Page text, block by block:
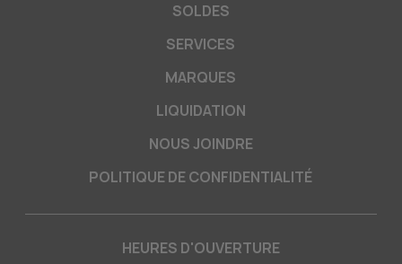
SOLDES
SERVICES
MARQUES
LIQUIDATION
NOUS JOINDRE
POLITIQUE DE CONFIDENTIALITÉ
HEURES D'OUVERTURE